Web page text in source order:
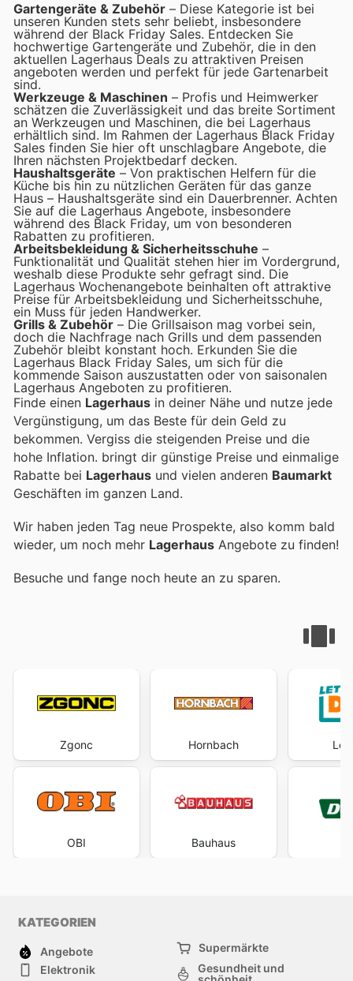
Gartengeräte & Zubehör – Diese Kategorie ist bei
unseren Kunden stets sehr beliebt, insbesondere
während der Black Friday Sales. Entdecken Sie
hochwertige Gartengeräte und Zubehör, die in den
aktuellen Lagerhaus Deals zu attraktiven Preisen
angeboten werden und perfekt für jede Gartenarbeit
sind.
Werkzeuge & Maschinen – Profis und Heimwerker
schätzen die Zuverlässigkeit und das breite Sortiment
an Werkzeugen und Maschinen, die bei Lagerhaus
erhältlich sind. Im Rahmen der Lagerhaus Black Friday
Sales finden Sie hier oft unschlagbare Angebote, die
Ihren nächsten Projektbedarf decken.
Haushaltsgeräte – Von praktischen Helfern für die
Küche bis hin zu nützlichen Geräten für das ganze
Haus – Haushaltsgeräte sind ein Dauerbrenner. Achten
Sie auf die Lagerhaus Angebote, insbesondere
während des Black Friday, um von besonderen
Rabatten zu profitieren.
Arbeitsbekleidung & Sicherheitsschuhe –
Funktionalität und Qualität stehen hier im Vordergrund,
weshalb diese Produkte sehr gefragt sind. Die
Lagerhaus Wochenangebote beinhalten oft attraktive
Preise für Arbeitsbekleidung und Sicherheitsschuhe,
ein Muss für jeden Handwerker.
Grills & Zubehör – Die Grillsaison mag vorbei sein,
doch die Nachfrage nach Grills und dem passenden
Zubehör bleibt konstant hoch. Erkunden Sie die
Lagerhaus Black Friday Sales, um sich für die
kommende Saison auszustatten oder von saisonalen
Lagerhaus Angeboten zu profitieren.
Finde einen Lagerhaus in deiner Nähe und nutze jede
Vergünstigung, um das Beste für dein Geld zu
bekommen. Vergiss die steigenden Preise und die
hohe Inflation. bringt dir günstige Preise und einmalige
Rabatte bei Lagerhaus und vielen anderen Baumarkt
Geschäften im ganzen Land.
Wir haben jeden Tag neue Prospekte, also komm bald
wieder, um noch mehr Lagerhaus Angebote zu finden!
Besuche und fange noch heute an zu sparen.
Zgonc
OBI
Hornbach
Bauhaus
KATEGORIEN
Angebote
Supermärkte
Elektronik
Gesundheit und